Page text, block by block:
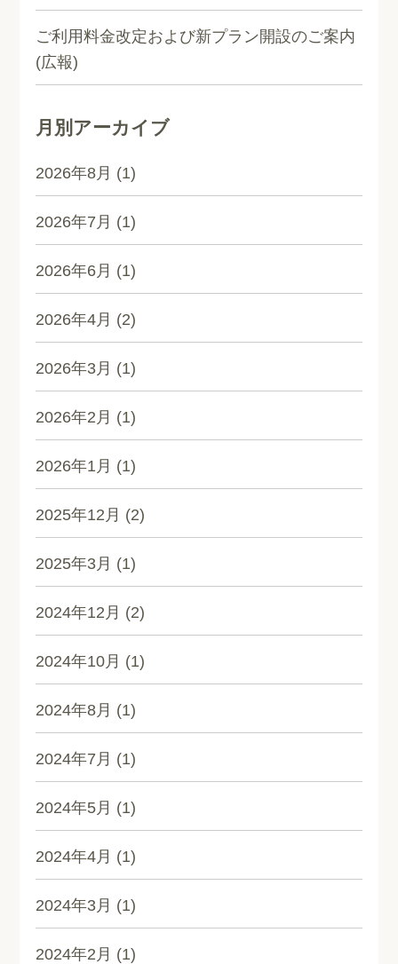
ご利用料金改定および新プラン開設のご案内
(広報)
月別アーカイブ
2026年8月 (1)
2026年7月 (1)
2026年6月 (1)
2026年4月 (2)
2026年3月 (1)
2026年2月 (1)
2026年1月 (1)
2025年12月 (2)
2025年3月 (1)
2024年12月 (2)
2024年10月 (1)
2024年8月 (1)
2024年7月 (1)
2024年5月 (1)
2024年4月 (1)
2024年3月 (1)
2024年2月 (1)